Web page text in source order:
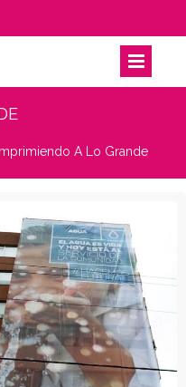
Imprimiendo A Lo Grande